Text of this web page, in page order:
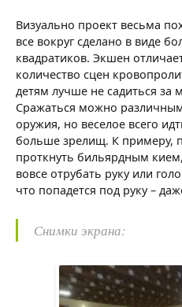
Визуально проект весьма
все вокруг сделано в виде
квадратиков. Экшен
количество сцен
детям лучше не садиться
Сражаться можно
оружия, но веселое всего
больше зрелищ. К примеру,
проткнуть бильярдным
вовсе отрубать руку или
что попадется под руку –
Снимки экрана: